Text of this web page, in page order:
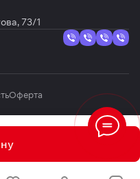
73/1
Оферта